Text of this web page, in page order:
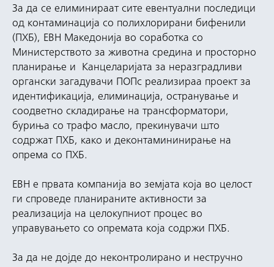
За да се елиминираат сите евентуални последици
од контаминација со полихлорирани бифенили
(ПХБ), ЕВН Македонија во соработка со
Министерството за животна средина и просторно
планирање и Канцеларијата за неразградливи
органски загадувачи ПОПс реализираа проект за
идентификација, елиминација, остранување и
соодветно складирање на трансформатори,
буриња со трафо масло, прекинувачи што
содржат ПХБ, како и деконтамининирање на
опрема со ПХБ.
ЕВН е првата компанија во земјата која во целост
ги спроведе планираните активности за
реализација на целокупниот процес во
управувањето со опремата која содржи ПХБ.
За да не дојде до неконтролирано и нестручно